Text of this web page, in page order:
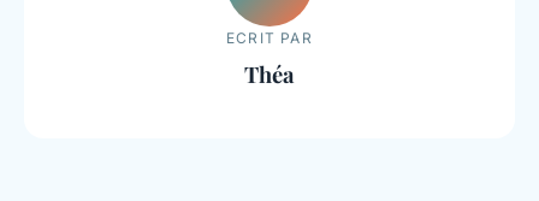
ECRIT PAR
Théa